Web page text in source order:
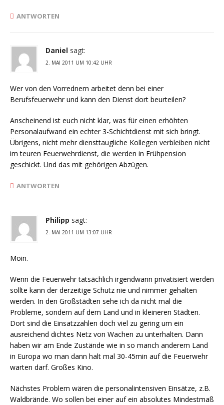
ANTWORTEN
Daniel sagt:
2. MAI 2011 UM 10:42 UHR
Wer von den Vorrednern arbeitet denn bei einer
Berufsfeuerwehr und kann den Dienst dort beurteilen?
Anscheinend ist euch nicht klar, was für einen erhöhten
Personalaufwand ein echter 3-Schichtdienst mit sich bringt.
Übrigens, nicht mehr diensttaugliche Kollegen verbleiben nicht
im teuren Feuerwehrdienst, die werden in Frühpension
geschickt. Und das mit gehörigen Abzügen.
ANTWORTEN
Philipp sagt:
2. MAI 2011 UM 13:07 UHR
Moin.
Wenn die Feuerwehr tatsächlich irgendwann privatisiert werden
sollte kann der derzeitige Schutz nie und nimmer gehalten
werden. In den Großstädten sehe ich da nicht mal die
Probleme, sondern auf dem Land und in kleineren Städten.
Dort sind die Einsatzzahlen doch viel zu gering um ein
ausreichend dichtes Netz von Wachen zu unterhalten. Dann
haben wir am Ende Zustände wie in so manch anderem Land
in Europa wo man dann halt mal 30-45min auf die Feuerwehr
warten darf. Großes Kino.
Nächstes Problem wären die personalintensiven Einsätze, z.B.
Waldbrände. Wo sollen bei einer auf ein absolutes Mindestmaß